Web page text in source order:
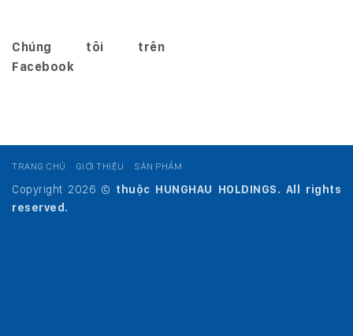
Chúng tôi trên
Facebook
TRANG CHỦ GIỚI THIỆU SẢN PHẨM
Copyright 2026 © thuộc HUNGHAU HOLDINGS. All rights
reserved.